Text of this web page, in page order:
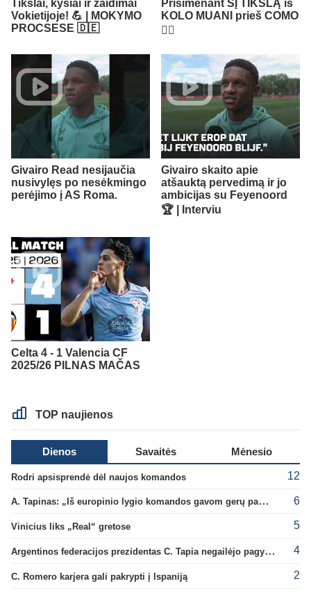
Tikslai, kyšiai ir žaidimai
Vokietijoje! 💪 | MOKYMO
PROCSESE 🇩🇪
Prisimenant ŠĮ TIKSLĄ iš
KOLO MUANI prieš COMO
😮‍💨​
Givairo Read nesijaučia
nusivylęs po nesėkmingo
perėjimo į AS Roma.
Givairo skaito apie
atšauktą pervedimą ir jo
ambicijas su Feyenoord
🏆 | Interviu
Celta 4 - 1 Valencia CF
2025/26 PILNAS MAČAS
TOP naujienos
Dienos Savaitės Mėnesio
Rodri apsisprendė dėl naujos komandos 12
A. Tapinas: „Iš europinio lygio komandos gavom gerų pamokų“ 6
Vinicius liks „Real“ gretose 5
Argentinos federacijos prezidentas C. Tapia negailėjo pagyrų G. Infantino 4
C. Romero karjera gali pakrypti į Ispaniją 2